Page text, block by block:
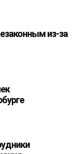
из-за